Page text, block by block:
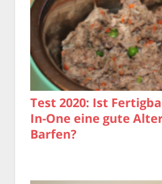
Test 2020: Ist
In-One eine gute
Barfen?